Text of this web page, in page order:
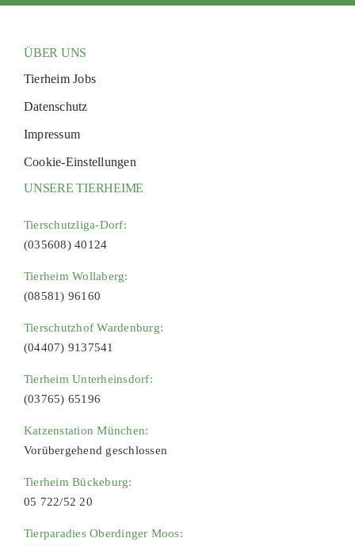
ÜBER UNS
Tierheim Jobs
Datenschutz
Impressum
Cookie-Einstellungen
UNSERE TIERHEIME
Tierschutzliga-Dorf:
(035608) 40124
Tierheim Wollaberg:
(08581) 96160
Tierschutzhof Wardenburg:
(04407) 9137541
Tierheim Unterheinsdorf:
(03765) 65196
Katzenstation München:
Vorübergehend geschlossen
Tierheim Bückeburg:
05 722/52 20
Tierparadies Oberdinger Moos: